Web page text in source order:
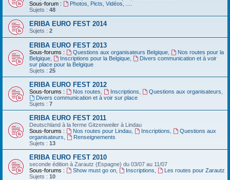
Sous-forum :
Photos, Picts, Vidéos, ....
Sujets : 48
ERIBA EURO FEST 2014
Sujets : 2
ERIBA EURO FEST 2013
Sous-forums : Questions aux organisateurs Belgique,
Nos routes pour la
Belgique
Inscriptions pour la Belgique,
Divers communication et à voir
sur place pour la Belgique
Sujets : 25
ERIBA EURO FEST 2012
Sous-forums : Nos routes Inscriptions Questions aux organisateurs
Divers communication et à voir sur place
Sujets : 7
ERIBA EURO FEST 2011
Deutschland‏ à la ferme Gitzenweiler à Lindau
Sous-forums :
Nos routes pour Lindau, Inscriptions
Questions aux
organisateurs
Renseignements
Sujets : 13
ERIBA EURO FEST 2010
seconde édition à Zarautz (Espagne) du 03/07 au 11/07
Sous-forums :
Show must go on, Inscriptions
Les routes pour Zarautz
Sujets : 10